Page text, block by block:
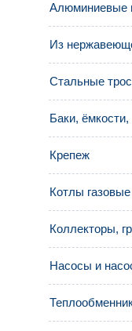
Алюминиевые
Из
Стальные
Баки,
Крепеж
Котлы
Коллекторы,
Насосы и